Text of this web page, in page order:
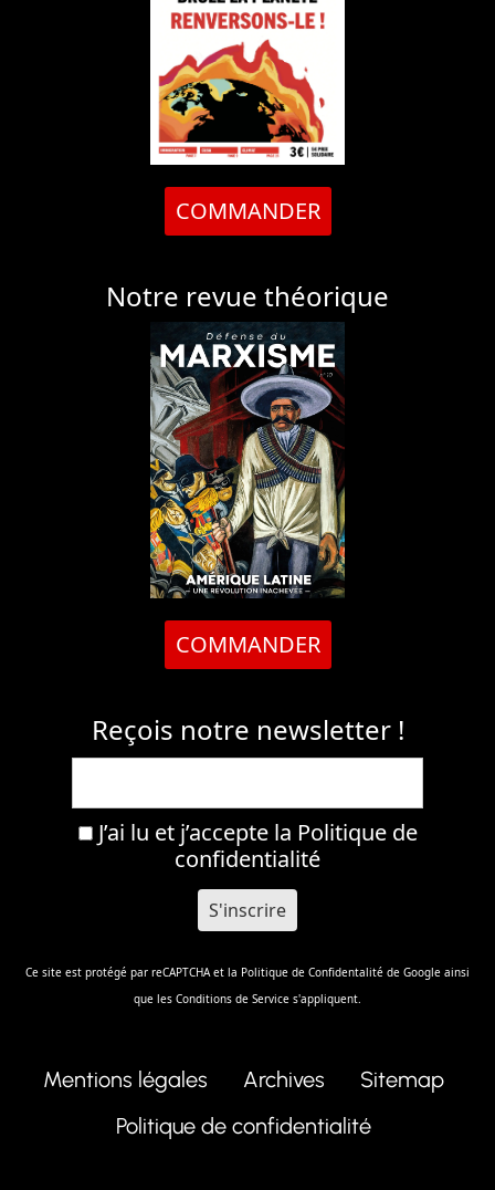
COMMANDER
Notre revue théorique
COMMANDER
Reçois notre newsletter !
J’ai lu et j’accepte la Politique de
confidentialité
Ce site est protégé par reCAPTCHA et la Politique de Confidentalité de Google ainsi
que les Conditions de Service s'appliquent.
Mentions légales Archives
Sitemap
Politique de confidentialité